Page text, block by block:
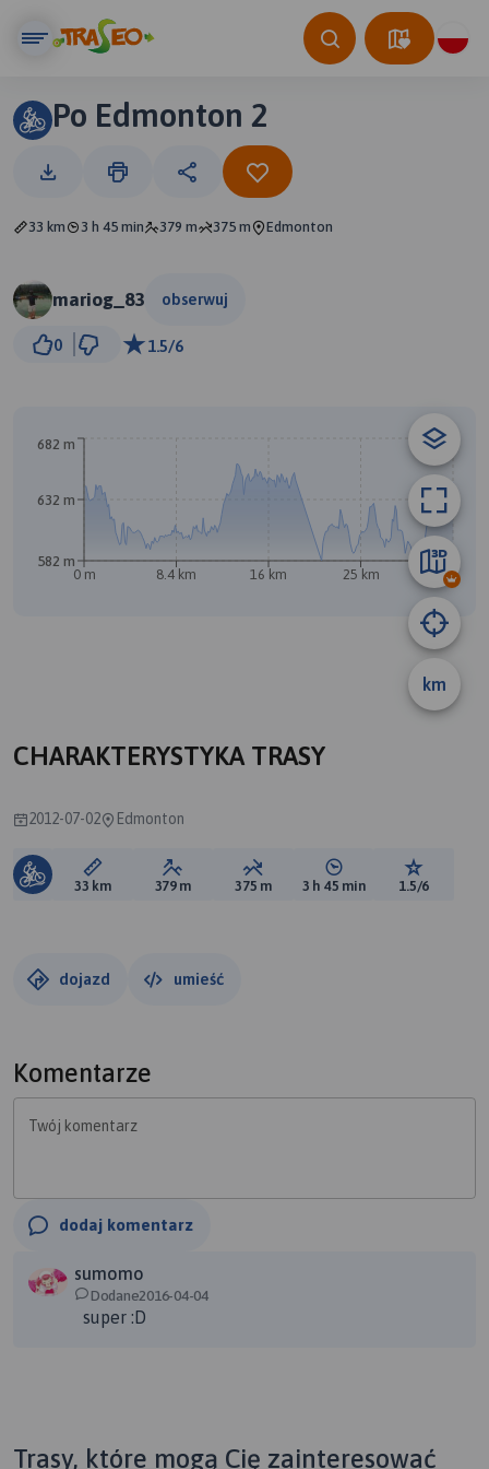
Po Edmonton 2
33 km 3 h 45 min 379 m 375 m Edmonton
mariog_83 obserwuj
0 1.5/6
A
km
0 m 8.4 km 16 km 25 km 33 km
582 m
632 m
682 m
CHARAKTERYSTYKA TRASY
2012-07-02 Edmonton
Długość trasy:
33 km Suma przewyższeń:
379 m Suma spadków:
375 m Średni czas potrzebny
3 h 45 min Ocena
1.5/6
dojazd umieść
Komentarze
Twój komentarz
dodaj komentarz
sumomo
Dodane2016-04-04
super :D
Trasy, które mogą Cię zainteresować